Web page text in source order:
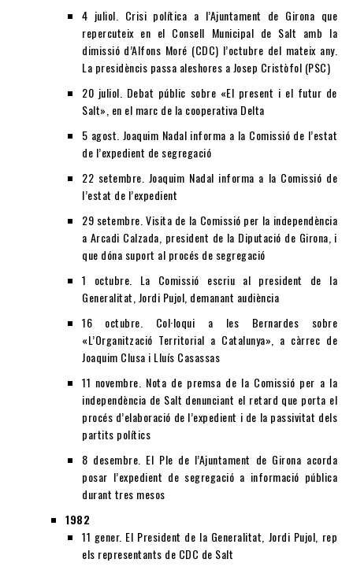
4 juliol. Crisi política a l’Ajuntament de Girona que
repercuteix en el Consell Municipal de Salt amb la
dimissió d’Alfons Moré (CDC) l’octubre del mateix any.
La presidèncis passa aleshores a Josep Cristòfol (PSC)
20 juliol. Debat públic sobre «El present i el futur de
Salt», en el marc de la cooperativa Delta
5 agost. Joaquim Nadal informa a la Comissió de l’estat
de l’expedient de segregació
22 setembre. Joaquim Nadal informa a la Comissió de
l’estat de l’expedient
29 setembre. Visita de la Comissió per la independència
a Arcadi Calzada, president de la Diputació de Girona, i
que dóna suport al procés de segregació
1 octubre. La Comissió escriu al president de la
Generalitat, Jordi Pujol, demanant audiència
16 octubre. Col·loqui a les Bernardes sobre
«L’Organització Territorial a Catalunya», a càrrec de
Joaquim Clusa i Lluís Casassas
11 novembre. Nota de premsa de la Comissió per a la
independència de Salt denunciant el retard que porta el
procés d’elaboració de l’expedient i de la passivitat dels
partits polítics
8 desembre. El Ple de l’Ajuntament de Girona acorda
posar l’expedient de segregació a informació pública
durant tres mesos
1982
11 gener. El President de la Generalitat, Jordi Pujol, rep
els representants de CDC de Salt